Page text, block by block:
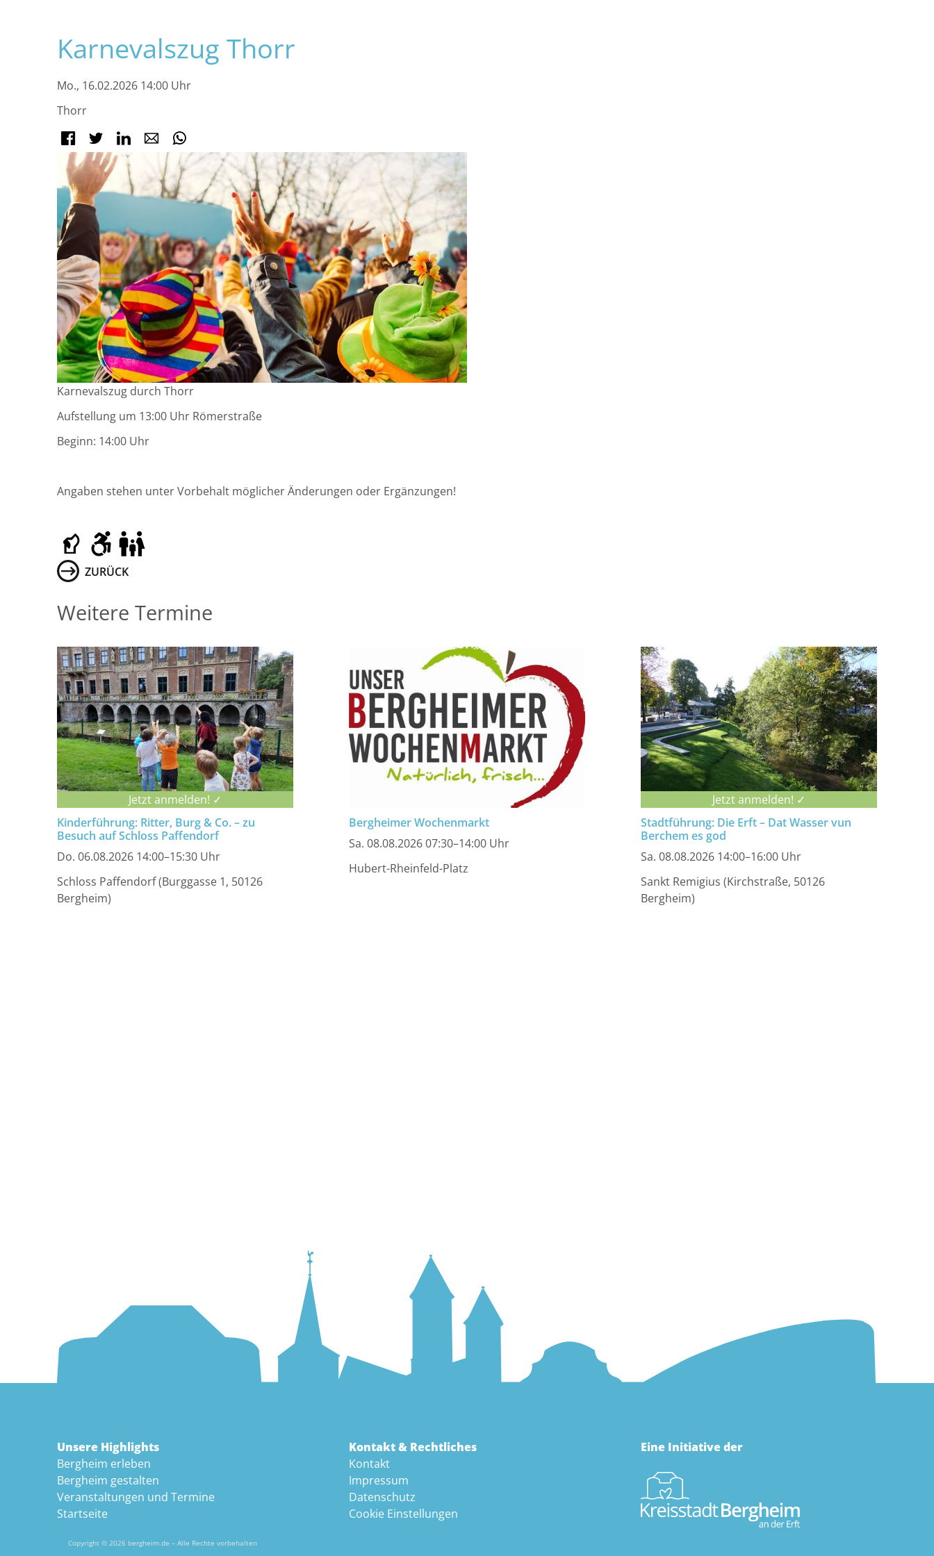
Navigation
überspringen
Karnevalszug Thorr
Mo., 16.02.2026 14:00 Uhr
Thorr
Facebook
Twitter LinkedInE-mail
Karnevalszug durch Thorr
Aufstellung um 13:00 Uhr Römerstraße
Beginn: 14:00 Uhr
Angaben stehen unter Vorbehalt möglicher Änderungen oder Ergänzungen!
ZURÜCK
Weitere Termine
Jetzt anmelden! ✓
Kinderführung: Ritter, Burg & Co. – zu
Besuch auf Schloss Paffendorf
Do. 06.08.2026 14:00–15:30 Uhr
Schloss Paffendorf (Burggasse 1, 50126
Bergheim)
Bergheimer Wochenmarkt
Sa. 08.08.2026 07:30–14:00 Uhr
Hubert-Rheinfeld-Platz
Jetzt anmelden! ✓
Stadtführung: Die Erft – Dat Wasser vun
Berchem es god
Sa. 08.08.2026 14:00–16:00 Uhr
Sankt Remigius (Kirchstraße, 50126
Bergheim)
Unsere Highlights
Bergheim erleben
Bergheim gestalten
Veranstaltungen und Termine
Startseite
Kontakt & Rechtliches
Kontakt
Impressum
Datenschutz
Cookie Einstellungen
Eine Initiative der
Copyright © 2026 bergheim.de – Alle Rechte vorbehalten